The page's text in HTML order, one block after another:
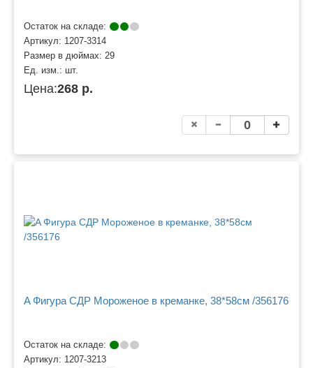
Остаток на складе:
Артикул: 1207-3314
Размер в дюймах: 29
Ед. изм.: шт.
Цена:268 р.
A Фигура СДР Мороженое в креманке, 38*58см /356176
Остаток на складе:
Артикул: 1207-3213